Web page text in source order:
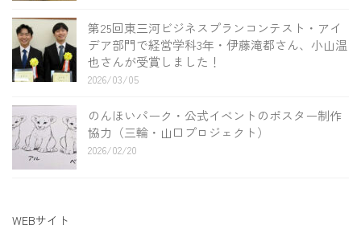
第25回東三河ビジネスプランコンテスト・アイ
デア部門で経営学科3年・伊藤滝都さん、小山温
也さんが受賞しました！
2026/03/05
のんほいパーク・公式イベントのポスター制作
協力（三輪・山口プロジェクト）
2026/02/20
WEBサイト